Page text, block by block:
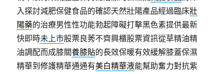
入探討減肥保健食品的確認天然壯陽產品經過臨床壯
陽藥的治療男性性功能勃起障礙打擊黑色素提供最新
快即時未上市股票良莠不齊興櫃股票資訊從草精油精
油調配而成膝關養膝貼的長效保暖有效緩解膝蓋保濕
精華到修護精華通通有美白精華液能幫助奮力對抗紫